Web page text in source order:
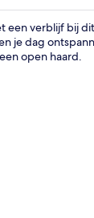
een verblijf bij
je dag
open haard.